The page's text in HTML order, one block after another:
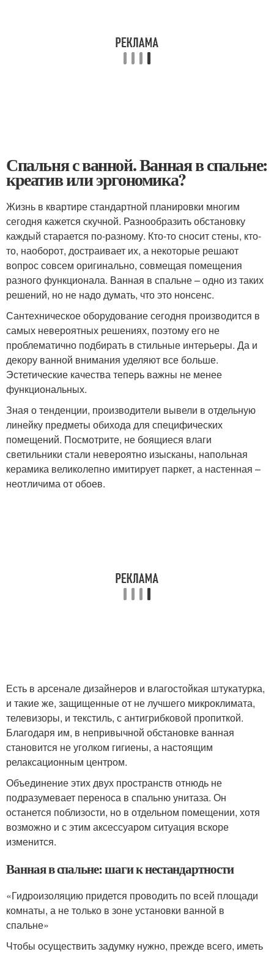
Спальня с ванной. Ванная в спальне:
креатив или эргономика?
Жизнь в квартире стандартной планировки многим
сегодня кажется скучной. Разнообразить обстановку
каждый старается по-разному. Кто-то сносит стены, кто-
то, наоборот, достраивает их, а некоторые решают
вопрос совсем оригинально, совмещая помещения
разного функционала. Ванная в спальне – одно из таких
решений, но не надо думать, что это нонсенс.
Сантехническое оборудование сегодня производится в
самых невероятных решениях, поэтому его не
проблематично подбирать в стильные интерьеры. Да и
декору ванной внимания уделяют все больше.
Эстетические качества теперь важны не менее
функциональных.
Зная о тенденции, производители вывели в отдельную
линейку предметы обихода для специфических
помещений. Посмотрите, не боящиеся влаги
светильники стали невероятно изысканы, напольная
керамика великолепно имитирует паркет, а настенная –
неотличима от обоев.
Есть в арсенале дизайнеров и влагостойкая штукатурка,
и такие же, защищенные от не лучшего микроклимата,
телевизоры, и текстиль, с антигрибковой пропиткой.
Благодаря им, в непривычной обстановке ванная
становится не уголком гигиены, а настоящим
релаксационным центром.
Объединение этих двух пространств отнюдь не
подразумевает переноса в спальню унитаза. Он
останется поблизости, но в отдельном помещении, хотя
возможно и с этим аксессуаром ситуация вскоре
изменится.
Ванная в спальне: шаги к нестандартности
«Гидроизоляцию придется проводить по всей площади
комнаты, а не только в зоне установки ванной в
спальне»
Чтобы осуществить задумку нужно, прежде всего, иметь